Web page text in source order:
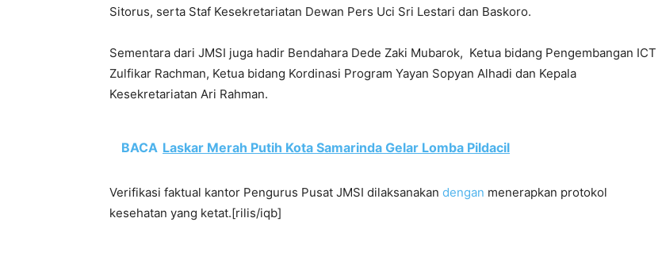
Sitorus, serta Staf Kesekretariatan Dewan Pers Uci Sri Lestari dan Baskoro.
Sementara dari JMSI juga hadir Bendahara Dede Zaki Mubarok, Ketua bidang Pengembangan ICT
Zulfikar Rachman, Ketua bidang Kordinasi Program Yayan Sopyan Alhadi dan Kepala
Kesekretariatan Ari Rahman.
BACA Laskar Merah Putih Kota Samarinda Gelar Lomba Pildacil
Verifikasi faktual kantor Pengurus Pusat JMSI dilaksanakan dengan menerapkan protokol
kesehatan yang ketat.[rilis/iqb]